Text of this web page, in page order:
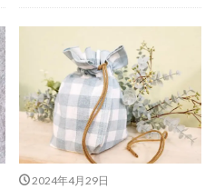
2024年4月29日